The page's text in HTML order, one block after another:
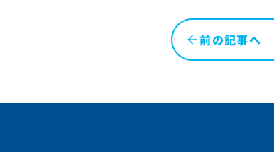
前の記事へ